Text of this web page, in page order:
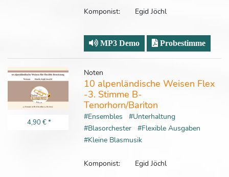
Komponist: Egid Jöchl
MP3 Demo Probestimme
4,90 €*
Noten
10 alpenländische Weisen Flex
-3. Stimme B-
Tenorhorn/Bariton
#Ensembles
#Unterhaltung
#Blasorchester
#Flexible Ausgaben
#Kleine Blasmusik
Komponist: Egid Jöchl